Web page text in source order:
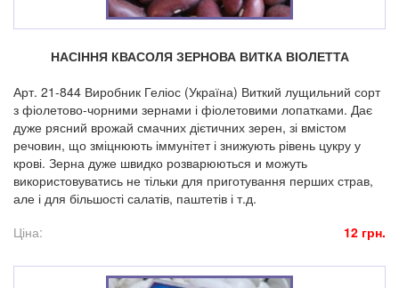
НАСІННЯ КВАСОЛЯ ЗЕРНОВА ВИТКА ВІОЛЕТТА
Арт. 21-844 Виробник Геліос (Україна) Виткий лущильний сорт
з фіолетово-чорними зернами і фіолетовими лопатками. Дає
дуже рясний врожай смачних дієтичних зерен, зі вмістом
речовин, що зміцнюють іммунітет і знижують рівень цукру у
крові. Зерна дуже швидко розварюються и можуть
використовуватись не тільки для приготування перших страв,
але і для більшості салатів, паштетів і т.д.
Ціна:
12 грн.